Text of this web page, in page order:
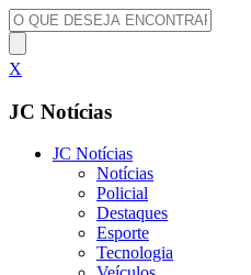
X
JC Notícias
JC Notícias
Notícias
Policial
Destaques
Esporte
Tecnologia